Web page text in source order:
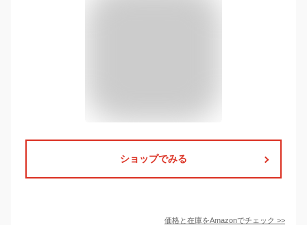
ショップでみる
価格と在庫をAmazonでチェック >>